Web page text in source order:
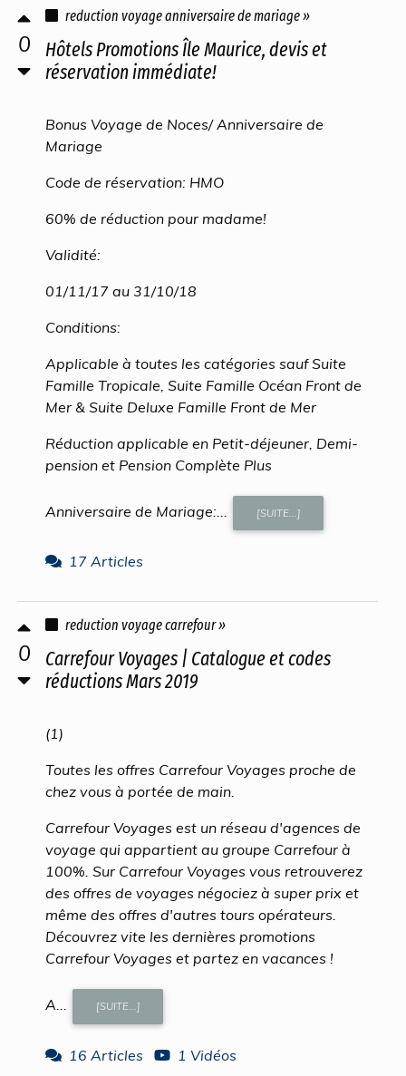
0
reduction voyage anniversaire de mariage »
Hôtels Promotions Île Maurice, devis et
réservation immédiate!
Bonus Voyage de Noces/ Anniversaire de
Mariage
Code de réservation: HMO
60% de réduction pour madame!
Validité:
01/11/17 au 31/10/18
Conditions:
Applicable à toutes les catégories sauf Suite
Famille Tropicale, Suite Famille Océan Front de
Mer & Suite Deluxe Famille Front de Mer
Réduction applicable en Petit-déjeuner, Demi-
pension et Pension Complète Plus
Anniversaire de Mariage:... [SUITE...]
17 Articles
0
reduction voyage carrefour »
Carrefour Voyages | Catalogue et codes
réductions Mars 2019
(1)
Toutes les offres Carrefour Voyages proche de
chez vous à portée de main.
Carrefour Voyages est un réseau d'agences de
voyage qui appartient au groupe Carrefour à
100%. Sur Carrefour Voyages vous retrouverez
des offres de voyages négociez à super prix et
même des offres d'autres tours opérateurs.
Découvrez vite les dernières promotions
Carrefour Voyages et partez en vacances !
A... [SUITE...]
16 Articles 1 Vidéos